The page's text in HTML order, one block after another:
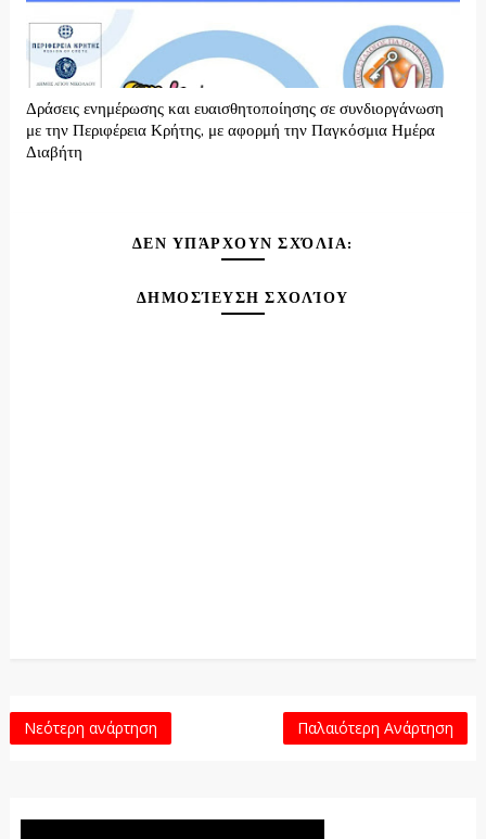
Δράσεις ενημέρωσης και ευαισθητοποίησης σε συνδιοργάνωση
με την Περιφέρεια Κρήτης, με αφορμή την Παγκόσμια Ημέρα
Διαβήτη
ΔΕΝ ΥΠΆΡΧΟΥΝ ΣΧΌΛΙΑ:
ΔΗΜΟΣΊΕΥΣΗ ΣΧΟΛΊΟΥ
Νεότερη ανάρτηση Παλαιότερη Ανάρτηση